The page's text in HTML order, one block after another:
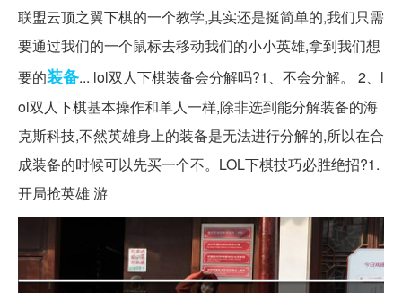
联盟云顶之翼下棋的一个教学,其实还是挺简单的,我们只需
要通过我们的一个鼠标去移动我们的小小英雄,拿到我们想
要的装备... lol双人下棋装备会分解吗?1、不会分解。 2、l
ol双人下棋基本操作和单人一样,除非选到能分解装备的海
克斯科技,不然英雄身上的装备是无法进行分解的,所以在合
成装备的时候可以先买一个不。LOL下棋技巧必胜绝招?1.
开局抢英雄 游